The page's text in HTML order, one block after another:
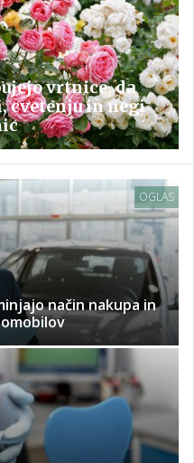
vrtnice, da
cvetenju in negi
OGLAS
način nakupa in